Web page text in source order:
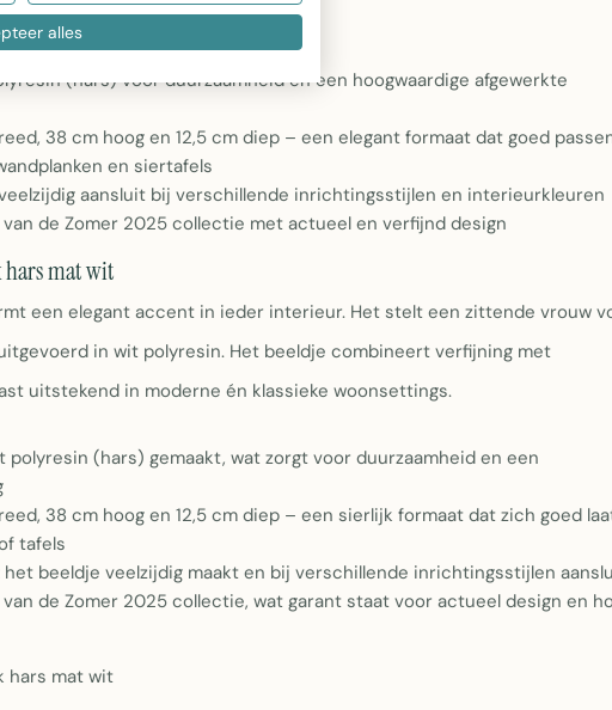
(hars) voor duurzaamheid en een hoogwaardige afgewerkte
38 cm hoog en 12,5 cm diep – een elegant formaat dat goed
en siertafels
aansluit bij verschillende inrichtingsstijlen en interieurkleuren
de Zomer 2025 collectie met actueel en verfijnd design
hars mat wit
een elegant accent in ieder interieur. Het stelt een zittende vrouw
in wit polyresin. Het beeldje combineert verfijning met
uitstekend in moderne én klassieke woonsettings.
polyresin (hars) gemaakt, wat zorgt voor duurzaamheid en een
38 cm hoog en 12,5 cm diep – een sierlijk formaat dat zich goed
tafels
beeldje veelzijdig maakt en bij verschillende inrichtingsstijlen
de Zomer 2025 collectie, wat garant staat voor actueel design en
hars mat wit
alles